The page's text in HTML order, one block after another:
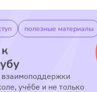
полезные материалы
учёбе и не только